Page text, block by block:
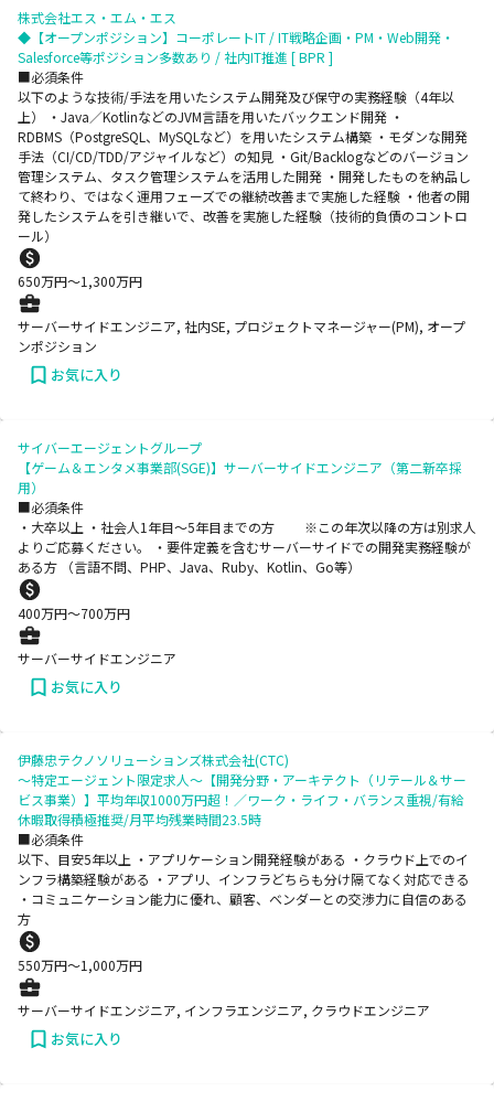
株式会社エス・エム・エス
◆【オープンポジション】コーポレートIT / IT戦略企画・PM・Web開発・
Salesforce等ポジション多数あり / 社内IT推進 [ BPR ]
■必須条件
以下のような技術/手法を用いたシステム開発及び保守の実務経験（4年以
上） ・Java／KotlinなどのJVM言語を用いたバックエンド開発 ・
RDBMS（PostgreSQL、MySQLなど）を用いたシステム構築 ・モダンな開発
手法（CI/CD/TDD/アジャイルなど）の知見 ・Git/Backlogなどのバージョン
管理システム、タスク管理システムを活用した開発 ・開発したものを納品し
て終わり、ではなく運用フェーズでの継続改善まで実施した経験 ・他者の開
発したシステムを引き継いで、改善を実施した経験（技術的負債のコントロ
ール）
650万円〜1,300万円
サーバーサイドエンジニア, 社内SE, プロジェクトマネージャー(PM), オープ
ンポジション
お気に入り
サイバーエージェントグループ
【ゲーム＆エンタメ事業部(SGE)】サーバーサイドエンジニア（第二新卒採
用）
■必須条件
・大卒以上 ・社会人1年目～5年目までの方 ※この年次以降の方は別求人
よりご応募ください。 ・要件定義を含むサーバーサイドでの開発実務経験が
ある方 （言語不問、PHP、Java、Ruby、Kotlin、Go等）
400万円〜700万円
サーバーサイドエンジニア
お気に入り
伊藤忠テクノソリューションズ株式会社(CTC)
～特定エージェント限定求人～【開発分野・アーキテクト（リテール＆サー
ビス事業）】平均年収1000万円超！／ワーク・ライフ・バランス重視/有給
休暇取得積極推奨/月平均残業時間23.5時
■必須条件
以下、目安5年以上 ・アプリケーション開発経験がある ・クラウド上でのイ
ンフラ構築経験がある ・アプリ、インフラどちらも分け隔てなく対応できる
・コミュニケーション能力に優れ、顧客、ベンダーとの交渉力に自信のある
方
550万円〜1,000万円
サーバーサイドエンジニア, インフラエンジニア, クラウドエンジニア
お気に入り